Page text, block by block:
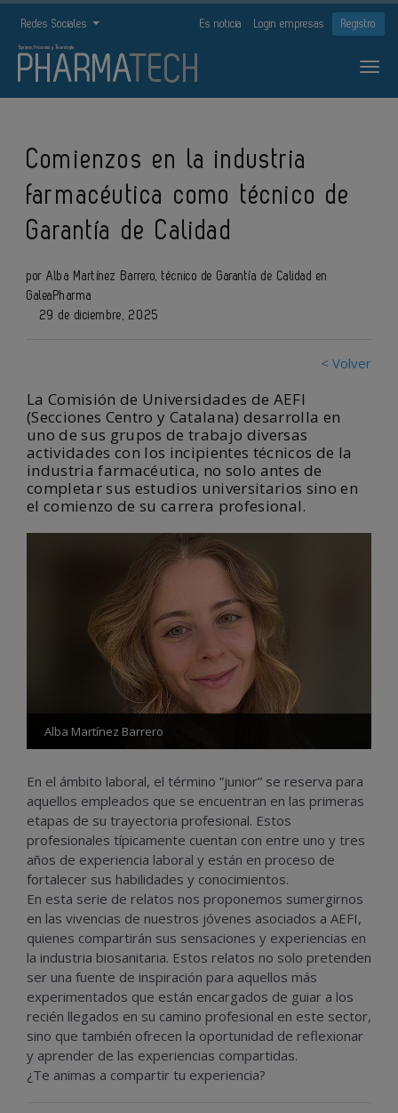
Redes Sociales Es noticia Login empresas Registro
Comienzos en la industria
farmacéutica como técnico de
Garantía de Calidad
por Alba Martínez Barrero, técnico de Garantía de Calidad en
GaleaPharma
29 de diciembre, 2025
< Volver
La Comisión de Universidades de AEFI
(Secciones Centro y Catalana) desarrolla en
uno de sus grupos de trabajo diversas
actividades con los incipientes técnicos de la
industria farmacéutica, no solo antes de
completar sus estudios universitarios sino en
el comienzo de su carrera profesional.
Alba Martínez Barrero
En el ámbito laboral, el término ”junior” se reserva para
aquellos empleados que se encuentran en las primeras
etapas de su trayectoria profesional. Estos
profesionales típicamente cuentan con entre uno y tres
años de experiencia laboral y están en proceso de
fortalecer sus habilidades y conocimientos.
En esta serie de relatos nos proponemos sumergirnos
en las vivencias de nuestros jóvenes asociados a AEFI,
quienes compartirán sus sensaciones y experiencias en
la industria biosanitaria. Estos relatos no solo pretenden
ser una fuente de inspiración para aquellos más
experimentados que están encargados de guiar a los
recién llegados en su camino profesional en este sector,
sino que también ofrecen la oportunidad de reflexionar
y aprender de las experiencias compartidas.
¿Te animas a compartir tu experiencia?